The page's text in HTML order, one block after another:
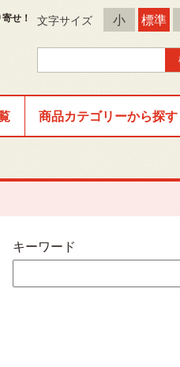
せ！ 文字サイズ 小 標準
商品カテゴリーから探す
キーワード